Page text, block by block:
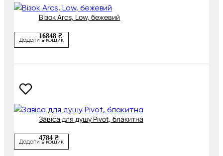
Візок Arcs, Low, бежевий
16848 ₴
Додати в кошик
Завіса для душу Pivot, блакитна
4784 ₴
Додати в кошик